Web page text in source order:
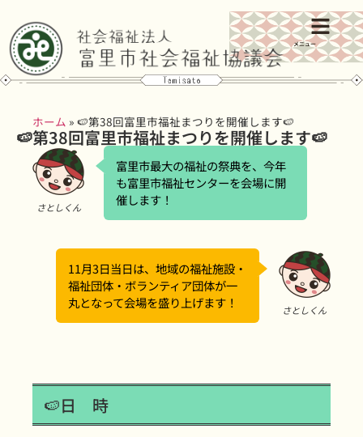
メニュー
ホーム » 🍉第38回富里市福祉まつりを開催します🍉
🍉第38回富里市福祉まつりを開催します🍉
さとしくん
富里市最大の福祉の祭典を、今年
も富里市福祉センターを会場に開
催します！
さとしくん
11月3日当日は、地域の福祉施設・
福祉団体・ボランティア団体が一
丸となって会場を盛り上げます！
🍉日 時